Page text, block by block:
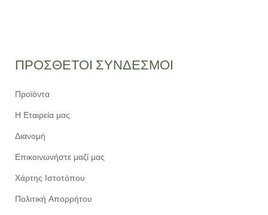
ΠΡΟΣΘΕΤΟΙ ΣΥΝΔΕΣΜΟΙ
Προϊόντα
Η Εταιρεία μας
Διανομή
Επικοινωνήστε μαζί μας
Χάρτης Ιστοτόπου
Πολιτική Απορρήτου